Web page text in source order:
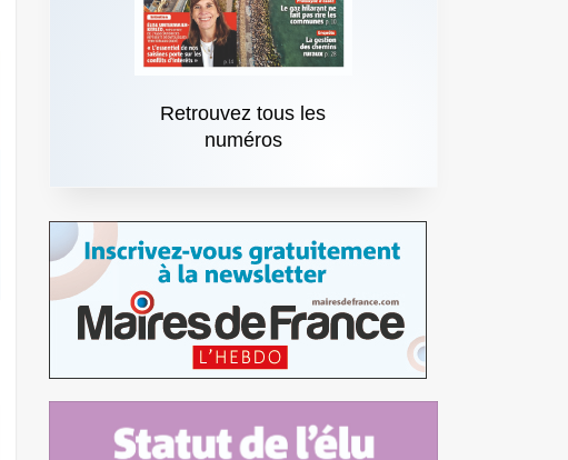
Retrouvez tous les
numéros